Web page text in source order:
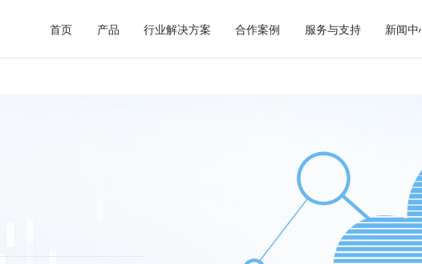
首页 产品 行业解决方案 合作案例 服务与支持 新闻中